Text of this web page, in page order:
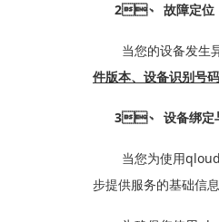
2、 故障定位
当您的设备发生
件版本、设备识别号
3、 设备绑定
当您为使用
步提供服务的基础信息